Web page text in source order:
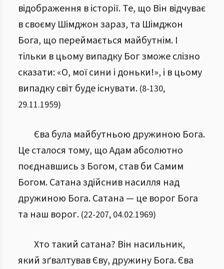
відображення в історії. Те, що Він відчуває
в своєму Шімджон зараз, та Шімджон
Бога, що переймається майбутнім. І
тільки в цьому випадку Бог зможе слізно
сказати: «О, мої сини і доньки!», і в цьому
випадку світ буде існувати. (8-130,
29.11.1959)
Єва була майбутньою дружиною Бога.
Це сталося тому, що Адам абсолютно
поєднавшись з Богом, став би Самим
Богом. Сатана здійснив насилля над
дружиною Бога. Сатана — це ворог Бога
та наш ворог. (22-207, 04.02.1969)
Хто такий сатана? Він насильник,
який зґвалтував Єву, дружину Бога. Єва